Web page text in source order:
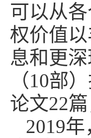
可以从
权价值
息和更
（10部
论文22
2019